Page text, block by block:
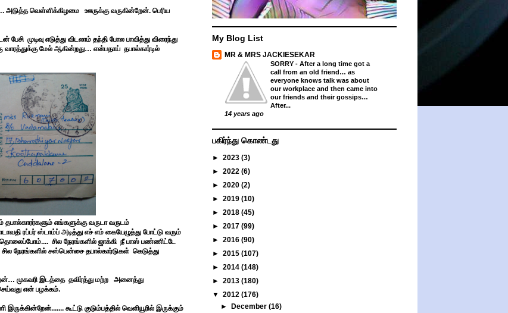
அடுத்த வெள்ளிக்கிழமை
ஊருக்கு வருகின்றேன். பெரிய
பேசி முடிவு எடுத்து விடலாம் தந்தி போல பாவித்து விரைந்து
மேல் ஆகின்றது… என்பதாய் தபால்கார்டில்
தபால்காரர்களும் எங்களுக்கு வருடா வருடம்
ரப்பர் ஸ்டாம்ப் அடித்து எச் எம் கையேழுத்து போட்டு வரும்
தொலைப்போம்.... சில நேரங்களில் ஜாக்கி நீ பாஸ் பண்ணிட்டே
சில நேரங்களில் சஸ்பென்சை தபால்கார்டுகள் கெடுத்து
… முகவரி இடத்தை தவிர்த்து மற்ற
அனைத்து
என் பழக்கம்.
கூட்டு குடும்பத்தில் வெளியூரில் இருக்கும்
My Blog List
MR & MRS JACKIESEKAR
SORRY - After a long time got a
call from an old friend… as
everyone knows talk was about
our workplace and then came into
our friends and their gossips…
After...
14 years ago
பகிர்ந்து கொண்டது
► 2023 (3)
► 2022 (6)
► 2020 (2)
► 2019 (10)
► 2018 (45)
► 2017 (99)
► 2016 (90)
► 2015 (107)
► 2014 (148)
► 2013 (180)
▼ 2012 (176)
►
December(16)